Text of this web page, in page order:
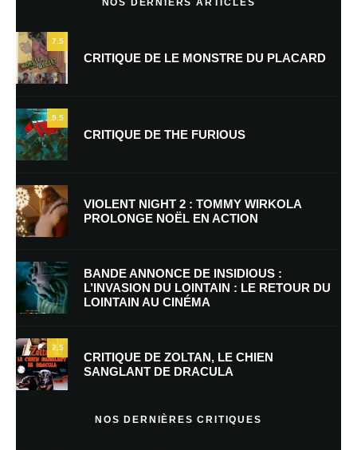
Nom*
E-mail
Enregistrer mon nom, mon e-mail et mon site dans le navigateur pour
mon prochain commentaire.
Prévenez-moi de tous les nouveaux commentaires par e-mail.
Prévenez-moi de tous les nouveaux articles par e-mail.
NOS DERNIERS ARTICLES
7.5
CRITIQUE DE LE MONSTRE DU PLACARD
9.5
CRITIQUE DE THE FURIOUS
VIOLENT NIGHT 2 : TOMMY WIRKOLA
PROLONGE NOËL EN ACTION
BANDE ANNONCE DE INSIDIOUS :
L’INVASION DU LOINTAIN : LE RETOUR DU
LOINTAIN AU CINÉMA
7.5
CRITIQUE DE ZOLTAN, LE CHIEN
SANGLANT DE DRACULA
NOS DERNIÈRES CRITIQUES